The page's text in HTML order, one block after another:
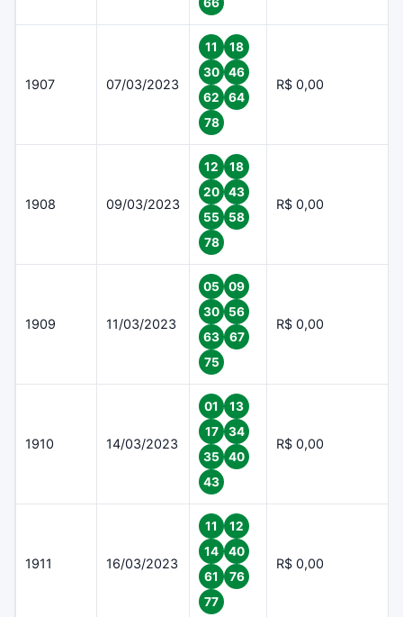
1907 07/03/2023
11
18
30
46
62
64
78
R$ 0,00
1908 09/03/2023
12
18
20
43
55
58
78
R$ 0,00
1909 11/03/2023
05
09
30
56
63
67
75
R$ 0,00
1910 14/03/2023
01
13
17
34
35
40
43
R$ 0,00
1911 16/03/2023
11
12
14
40
61
76
77
R$ 0,00